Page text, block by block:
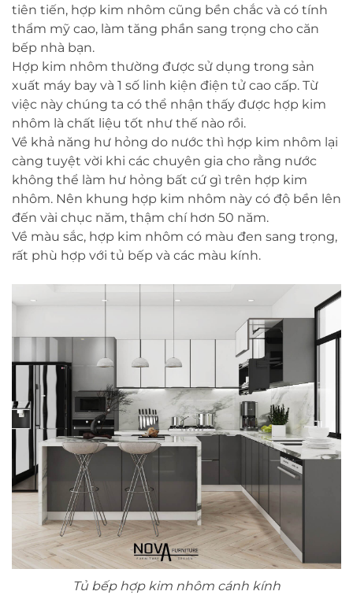
tiên tiến, hợp kim nhôm cũng bền chắc và có tính
thẩm mỹ cao, làm tăng phần sang trọng cho căn
bếp nhà bạn.
Hợp kim nhôm thường được sử dụng trong sản
xuất máy bay và 1 số linh kiện điện tử cao cấp. Từ
việc này chúng ta có thể nhận thấy được hợp kim
nhôm là chất liệu tốt như thế nào rồi.
Về khả năng hư hỏng do nước thì hợp kim nhôm lại
càng tuyệt vời khi các chuyên gia cho rằng nước
không thể làm hư hỏng bất cứ gì trên hợp kim
nhôm. Nên khung hợp kim nhôm này có độ bền lên
đến vài chục năm, thậm chí hơn 50 năm.
Về màu sắc, hợp kim nhôm có màu đen sang trọng,
rất phù hợp với tủ bếp và các màu kính.
Tủ bếp hợp kim nhôm cánh kính